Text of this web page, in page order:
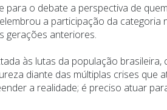
o debate a perspectiva de
a participação da
gerações anteriores.
às lutas da população
diante das múltiplas crises
a realidade; é preciso atuar